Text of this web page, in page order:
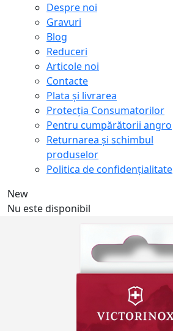
Despre noi
Gravuri
Blog
Reduceri
Articole noi
Contacte
Plata și livrarea
Protecţia Consumatorilor
Pentru cumpărătorii angro
Returnarea și schimbul
produselor
Politica de confidențialitate
New
Nu este disponibil